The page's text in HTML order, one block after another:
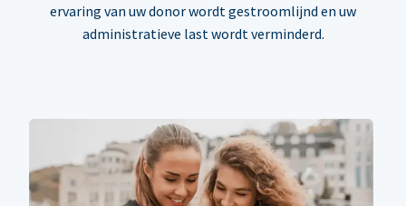
ervaring van uw donor wordt gestroomlijnd en uw
administratieve last wordt verminderd.